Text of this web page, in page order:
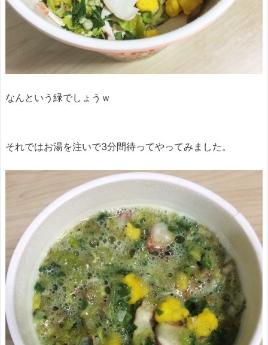
なんという緑でしょうｗ
それではお湯を注いで3分間待ってやってみました。